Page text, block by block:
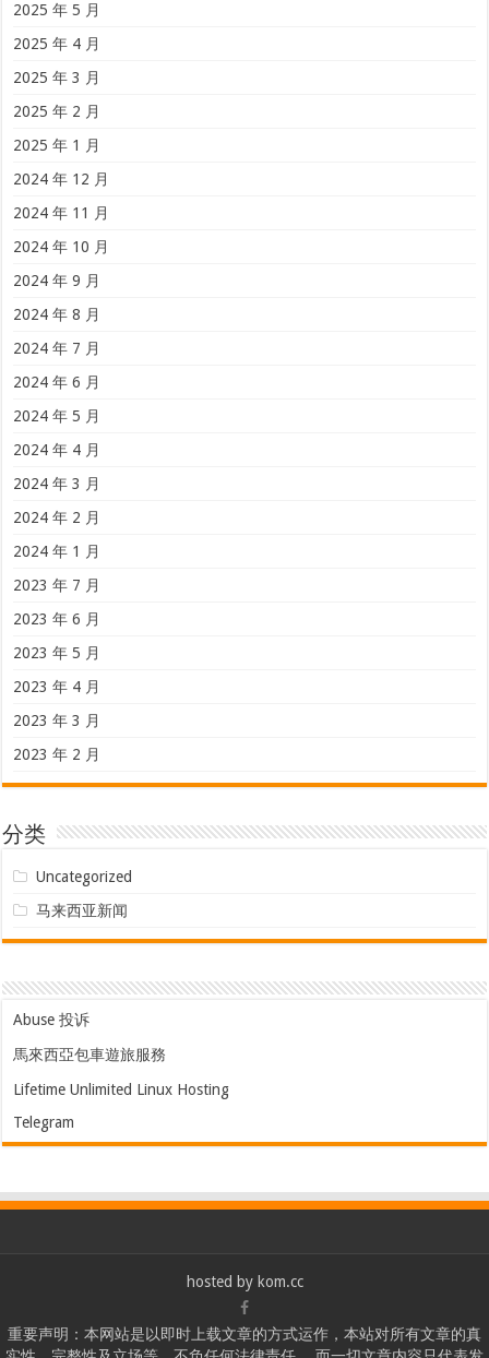
2025 年 5 月
2025 年 4 月
2025 年 3 月
2025 年 2 月
2025 年 1 月
2024 年 12 月
2024 年 11 月
2024 年 10 月
2024 年 9 月
2024 年 8 月
2024 年 7 月
2024 年 6 月
2024 年 5 月
2024 年 4 月
2024 年 3 月
2024 年 2 月
2024 年 1 月
2023 年 7 月
2023 年 6 月
2023 年 5 月
2023 年 4 月
2023 年 3 月
2023 年 2 月
分类
Uncategorized
马来西亚新闻
Abuse 投诉
馬來西亞包車遊旅服務
Lifetime Unlimited Linux Hosting
Telegram
hosted by kom.cc
重要声明：本网站是以即时上载文章的方式运作，本站对所有文章的真